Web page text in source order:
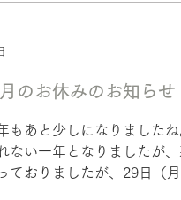
のお休みのお知らせ
もあと少しになりました
ない一年となりましたが
ておりましたが、29日（